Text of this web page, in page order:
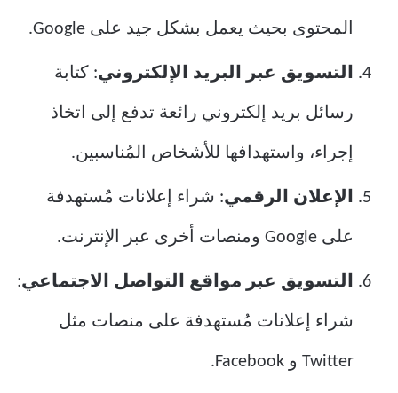
المحتوى بحيث يعمل بشكل جيد على Google.
التسويق عبر البريد الإلكتروني: كتابة
رسائل بريد إلكتروني رائعة تدفع إلى اتخاذ
إجراء، واستهدافها للأشخاص المُناسبين.
الإعلان الرقمي: شراء إعلانات مُستهدفة
على Google ومنصات أخرى عبر الإنترنت.
التسويق عبر مواقع التواصل الاجتماعي:
شراء إعلانات مُستهدفة على منصات مثل
Twitter و Facebook.